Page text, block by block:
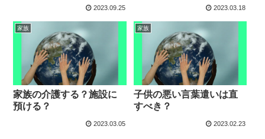
2023.09.25 2023.03.18
家族
家族の介護する？施設に
預ける？
2023.03.05
家族
子供の悪い言葉遣いは直
すべき？
2023.02.23